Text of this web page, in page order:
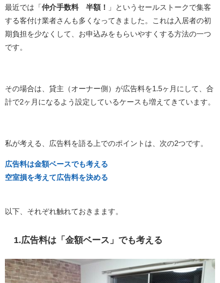
最近では「 仲介手数料 半額！
」というセールストークで集客
する客付け業者さんも多くなってきました。これは入居者の初
期負担を少なくして、お申込みをもらいやすくする方法の一つ
です。
その場合は、貸主（オーナー側）が広告料を1.5ヶ月にして、合
計で2ヶ月になるよう設定しているケースも増えてきています。
私が考える、広告料を語る上でのポイントは、次の2つです。
広告料は金額ベースでも考える
空室損を考えて広告料を決める
以下、それぞれ触れておきまます。
1.広告料は「金額ベース」でも考える